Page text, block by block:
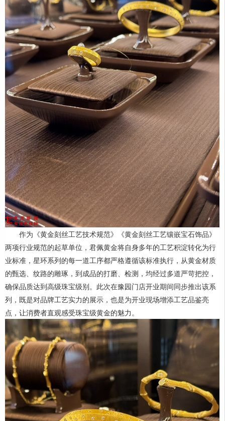
作为《黄金刻丝工艺技术规范》《黄金刻丝工艺镶嵌宝石饰品》
两项行业规范的起草单位，君佩黄金将自身多年的工艺积淀转化为行
业标准，星环系列的每一道工序都严格遵循该标准执行，从黄金材质
的甄选、纹路的雕琢，到成品的打磨、检测，均经过多道严苛把控，
确保品质达到高级珠宝级别。此次在豫园门店开业期间同步推出该系
列，既是对品牌工艺实力的展示，也是为开业现场增添工艺品鉴亮
点，让消费者直观感受珠宝级黄金的魅力。